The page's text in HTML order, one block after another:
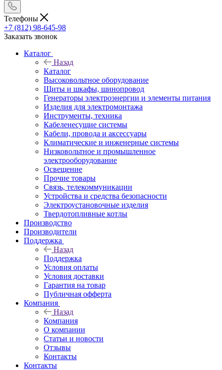
Телефоны
+7 (812) 98-645-98
Заказать звонок
Каталог
Назад
Каталог
Высоковольтное оборудование
Щиты и шкафы, шинопровод
Генераторы электроэнергии и элементы питания
Изделия для электромонтажа
Инструменты, техника
Кабеленесущие системы
Кабели, провода и аксессуары
Климатические и инженерные системы
Низковольтное и промышленное
электрооборудование
Освещение
Прочие товары
Связь, телекоммуникации
Устройства и средства безопасности
Электроустановочные изделия
Твердотопливные котлы
Производство
Производители
Поддержка
Назад
Поддержка
Условия оплаты
Условия доставки
Гарантия на товар
Публичная офферта
Компания
Назад
Компания
О компании
Статьи и новости
Отзывы
Контакты
Контакты